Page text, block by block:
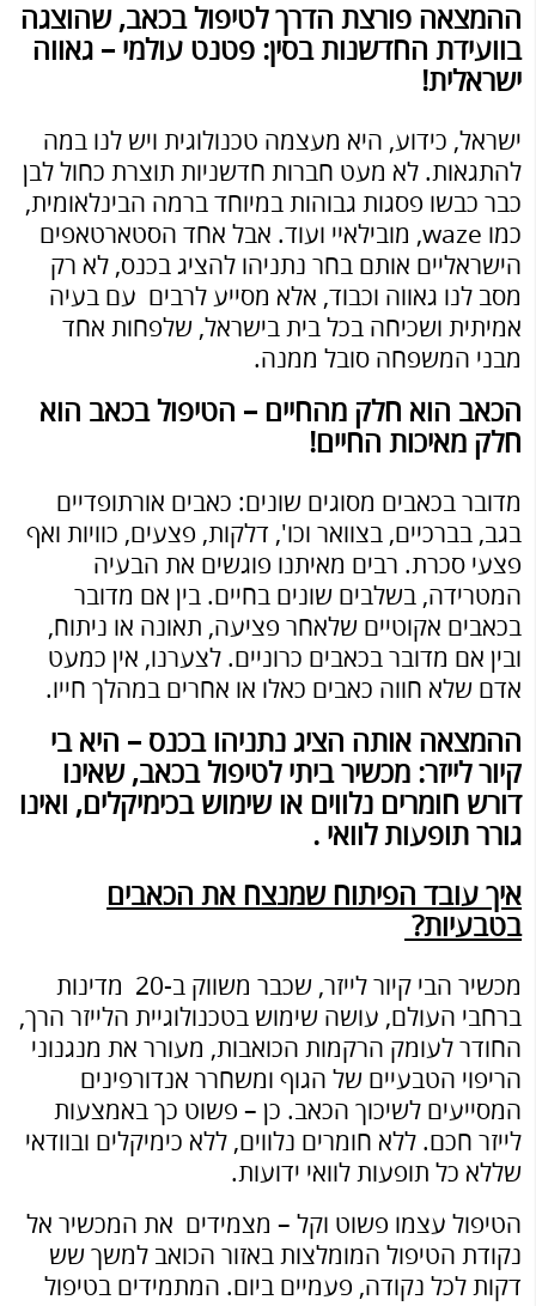
ההמצאה פורצת הדרך לטיפול בכאב, שהוצגה
בוועידת החדשנות בסין: פטנט עולמי – גאווה
ישראלית!
ישראל, כידוע, היא מעצמה טכנולוגית ויש לנו במה
להתגאות. לא מעט חברות חדשניות תוצרת כחול לבן
כבר כבשו פסגות גבוהות במיוחד ברמה הבינלאומית,
כמו waze, מובילאיי ועוד. אבל אחד הסטארטאפים
הישראליים אותם בחר נתניהו להציג בכנס, לא רק
מסב לנו גאווה וכבוד, אלא מסייע לרבים עם בעיה
אמיתית ושכיחה בכל בית בישראל, שלפחות אחד
מבני המשפחה סובל ממנה.
הכאב הוא חלק מהחיים – הטיפול בכאב הוא
חלק מאיכות החיים!
מדובר בכאבים מסוגים שונים: כאבים אורתופדיים
בגב, בברכיים, בצוואר וכו', דלקות, פצעים, כוויות ואף
פצעי סכרת. רבים מאיתנו פוגשים את הבעיה
המטרידה, בשלבים שונים בחיים. בין אם מדובר
בכאבים אקוטיים שלאחר פציעה, תאונה או ניתוח,
ובין אם מדובר בכאבים כרוניים. לצערנו, אין כמעט
אדם שלא חווה כאבים כאלו או אחרים במהלך חייו.
ההמצאה אותה הציג נתניהו בכנס – היא בי
קיור לייזר: מכשיר ביתי לטיפול בכאב, שאינו
דורש חומרים נלווים או שימוש בכימיקלים, ואינו
גורר תופעות לוואי .
איך עובד הפיתוח שמנצח את הכאבים
בטבעיות?
מכשיר הבי קיור לייזר, שכבר משווק ב-20 מדינות
ברחבי העולם, עושה שימוש בטכנולוגיית הלייזר הרך,
החודר לעומק הרקמות הכואבות, מעורר את מנגנוני
הריפוי הטבעיים של הגוף ומשחרר אנדורפינים
המסייעים לשיכוך הכאב. כן – פשוט כך באמצעות
לייזר חכם. ללא חומרים נלווים, ללא כימיקלים ובוודאי
שללא כל תופעות לוואי ידועות.
הטיפול עצמו פשוט וקל – מצמידים את המכשיר אל
נקודת הטיפול המומלצות באזור הכואב למשך שש
דקות לכל נקודה, פעמיים ביום. המתמידים בטיפול